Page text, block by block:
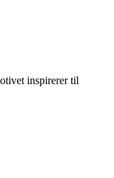
inspirerer til